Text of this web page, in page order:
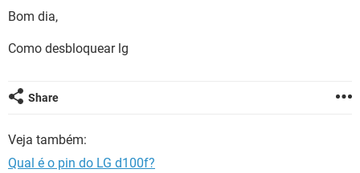
INSTAGRAM
OUTLOOK
INSTAGRAM
JOGOS
INSTAGRAM
Bom dia,
Como desbloquear lg
Share
Veja também:
Qual é o pin do LG d100f?